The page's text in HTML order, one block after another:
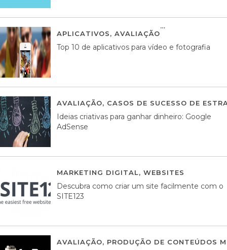
APLICATIVOS, AVALIAÇÃO
Top 10 de aplicativos para vídeo e fotografia
AVALIAÇÃO, CASOS DE SUCESSO DE
Ideias criativas para ganhar dinheiro: Google
AdSense
MARKETING DIGITAL, WEBSITES
Descubra como criar um site facilmente com o
SITE123
AVALIAÇÃO, PRODUÇÃO DE CONTEÚDOS